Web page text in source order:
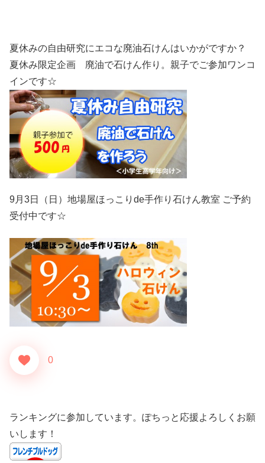
夏休みの自由研究にエコな廃油石けんはいかがですか？
夏休み限定企画 廃油で石けん作り。親子でご参加ワンコ
インです☆
9月3日（日）地場屋ほっこりde手作り石けん教室 ご予約
受付中です☆
0
ランキングに参加しています。ぽちっと応援よろしくお願
いします！